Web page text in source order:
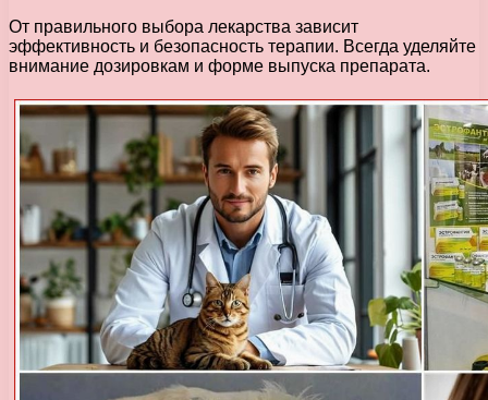
От правильного выбора лекарства зависит
эффективность и безопасность терапии. Всегда уделяйте
внимание дозировкам и форме выпуска препарата.